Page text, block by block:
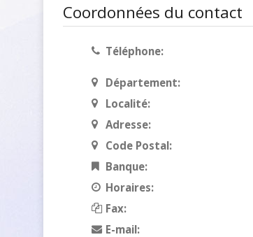
Coordonnées du contact
Téléphone:
Département:
Localité:
Adresse:
Code Postal:
Banque:
Horaires:
Fax:
E-mail: